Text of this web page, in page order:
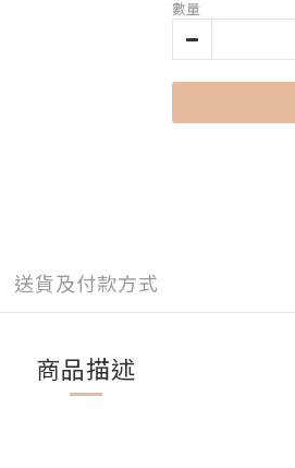
數量
送貨及付款方式
商品描述